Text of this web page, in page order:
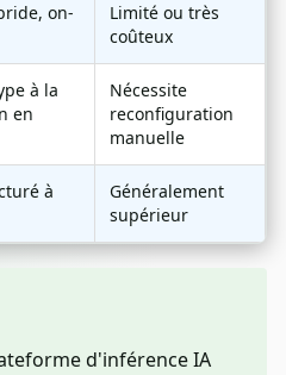
on-
Limité ou très
coûteux
à la
en
Nécessite
reconfiguration
manuelle
à
Généralement
supérieur
d'inférence IA